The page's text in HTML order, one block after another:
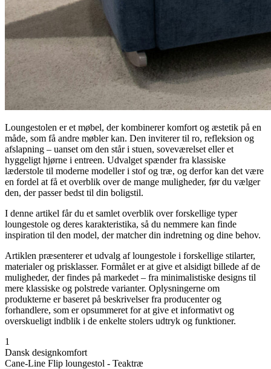
Loungestolen er et møbel, der kombinerer komfort og æstetik på en
måde, som få andre møbler kan. Den inviterer til ro, refleksion og
afslapning – uanset om den står i stuen, soveværelset eller et
hyggeligt hjørne i entreen. Udvalget spænder fra klassiske
læderstole til moderne modeller i stof og træ, og derfor kan det være
en fordel at få et overblik over de mange muligheder, før du vælger
den, der passer bedst til din boligstil.
I denne artikel får du et samlet overblik over forskellige typer
loungestole og deres karakteristika, så du nemmere kan finde
inspiration til den model, der matcher din indretning og dine behov.
Artiklen præsenterer et udvalg af loungestole i forskellige stilarter,
materialer og prisklasser. Formålet er at give et alsidigt billede af de
muligheder, der findes på markedet – fra minimalistiske designs til
mere klassiske og polstrede varianter. Oplysningerne om
produkterne er baseret på beskrivelser fra producenter og
forhandlere, som er opsummeret for at give et informativt og
overskueligt indblik i de enkelte stolers udtryk og funktioner.
1
Dansk designkomfort
Cane-Line Flip loungestol - Teaktræ